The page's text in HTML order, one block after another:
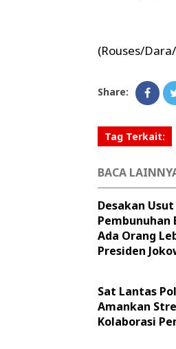
(Rouses/
Share:
Tag Terkait:
BACA
Desakan
Pembunuhan
Ada Orang
Presiden
Sat Lantas
Amankan
Kolaborasi